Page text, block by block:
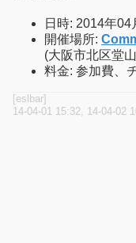
日時: 2014年
開催場所:
(大阪市北区堂
料金: 参加費、
[eslbar]
14-04-01 15:32, 14-04-02